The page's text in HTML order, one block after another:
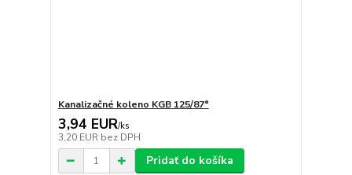
Kanalizačné koleno KGB 125/87°
3,94 EUR/ks
3,20 EUR bez DPH
Pridať do košíka